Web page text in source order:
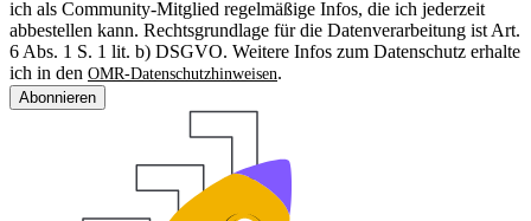
ich als Community-Mitglied regelmäßige Infos, die ich jederzeit
abbestellen kann. Rechtsgrundlage für die Datenverarbeitung ist Art.
6 Abs. 1 S. 1 lit. b) DSGVO. Weitere Infos zum Datenschutz erhalte
ich in den OMR-Datenschutzhinweisen.
Abonnieren